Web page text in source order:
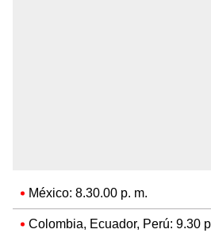
México: 8.30.00 p. m.
Colombia, Ecuador, Perú: 9.30